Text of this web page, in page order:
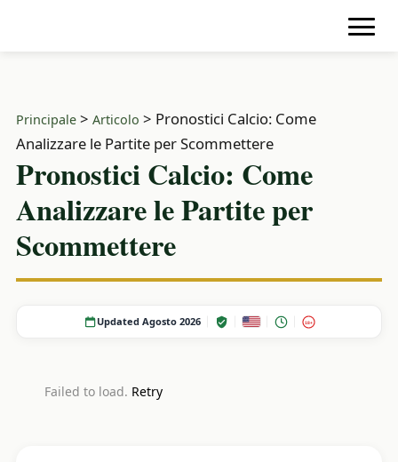
Principale > Articolo > Pronostici Calcio: Come
Analizzare le Partite per Scommettere
Pronostici Calcio: Come
Analizzare le Partite per
Scommettere
Updated Agosto 2026 18+
Failed to load. Retry